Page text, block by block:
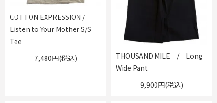
COTTON EXPRESSION /
Listen to Your Mother S/S
Tee
7,480円(税込)
THOUSAND MILE / Long
Wide Pant
9,900円(税込)